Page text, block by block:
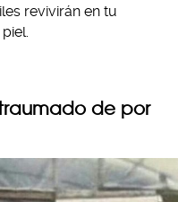
revivirán en tu
de por